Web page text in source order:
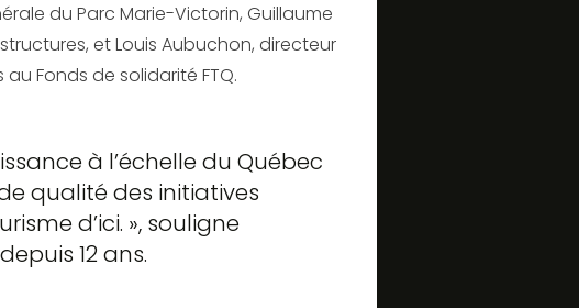
du Parc Marie-Victorin, Guillaume
et Louis Aubuchon, directeur
Fonds de solidarité FTQ.
à l’échelle du Québec
qualité des initiatives
d’ici. », souligne
12 ans.